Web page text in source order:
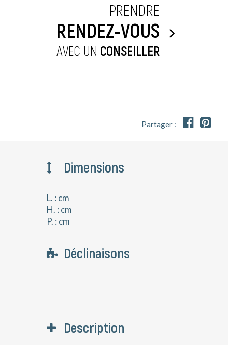
PRENDRE
RENDEZ-VOUS
AVEC UN CONSEILLER
Partager :  
Dimensions
L. : cm
H. : cm
P. : cm
Déclinaisons
Description